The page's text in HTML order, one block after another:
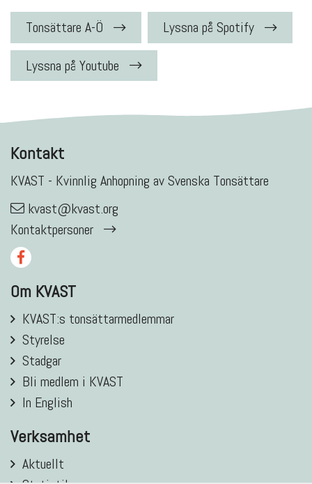
Tonsättare A-Ö Lyssna på Spotify
Lyssna på Youtube
Kontakt
KVAST - Kvinnlig Anhopning av Svenska Tonsättare
kvast@kvast.org
Kontaktpersoner
Om KVAST
KVAST:s tonsättarmedlemmar
Styrelse
Stadgar
Bli medlem i KVAST
In English
Verksamhet
Aktuellt